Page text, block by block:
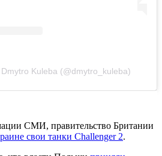
Kuleba (@dmytro_kuleba)
СМИ, правительство Британии
свои танки Challenger 2.